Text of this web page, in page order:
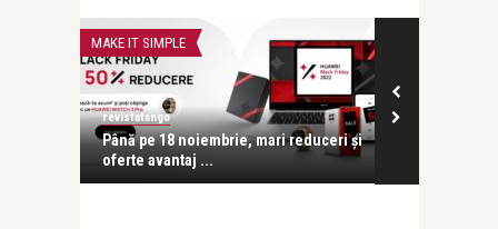
MAKE IT SIMPLE
revistatango
Până pe 18 noiembrie, mari reduceri și
oferte avantaj ...